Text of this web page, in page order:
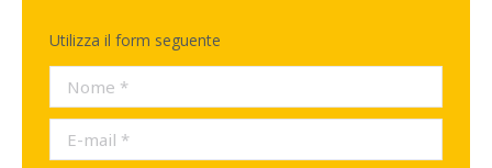
Utilizza il form seguente
Nome *
E-mail *